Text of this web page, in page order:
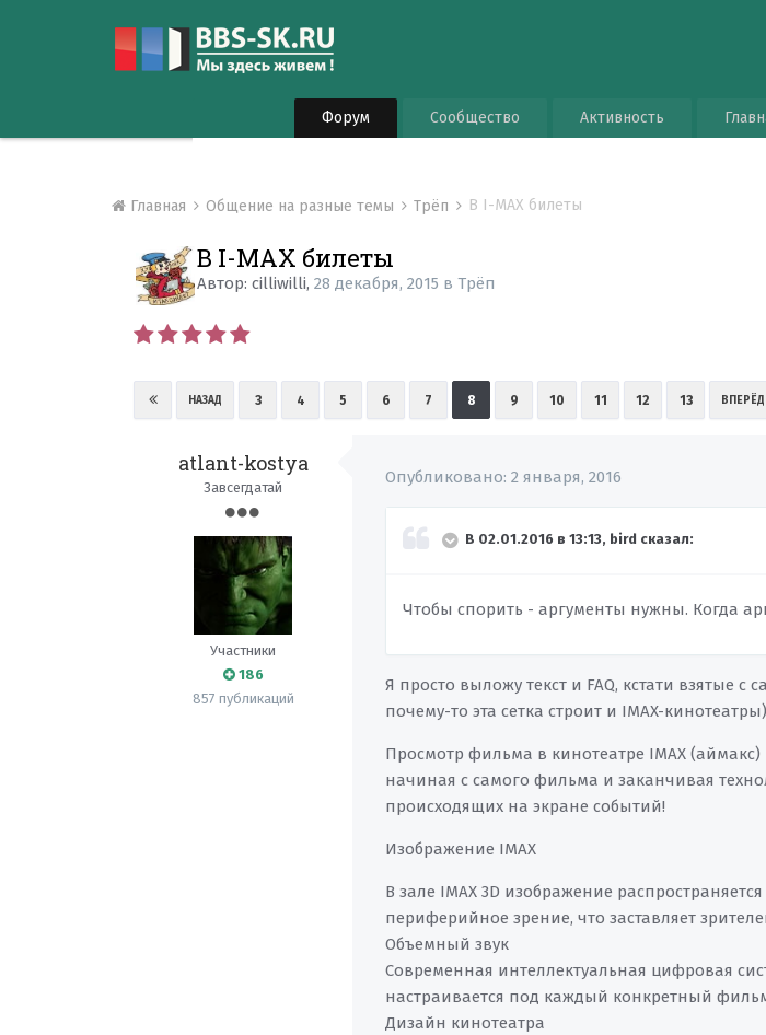
Форум Сообщество Активность
Главная Общение на разные темы Трёп В I-MAX билеты
В I-MAX билеты
Автор:cilliwilli,28 декабря, 2015 вТрёп
НАЗАД 3 4 5 6 7 8 9 10 11 12 13 ВПЕРЁД
atlant-kostya
Завсегдатай
Участники
186
857 публикаций
Опубликовано:2 января, 2016
В 02.01.2016 в 13:13, bird сказал:
Чтобы спорить - аргументы нужны. Когда
Я просто выложу текст и FAQ, кстати взятые
почему-то эта сетка строит и IMAX-
Просмотр фильма в кинотеатре IMAX (аймакс)
начиная с самого фильма и заканчивая
происходящих на экране событий!
Изображение IMAX
В зале IMAX 3D изображение
периферийное зрение, что заставляет
Объемный звук
Современная интеллектуальная цифровая
настраивается под каждый конкретный
Дизайн кинотеатра